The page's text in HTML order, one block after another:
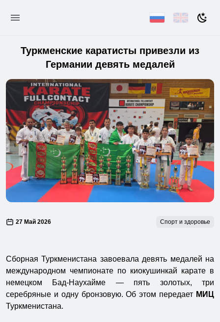
Туркменские каратисты привезли из
Германии девять медалей
27 Май 2026 Спорт и здоровье
Сборная Туркменистана завоевала девять медалей на
международном чемпионате по киокушинкай карате в
немецком Бад-Наухайме — пять золотых, три
серебряные и одну бронзовую. Об этом передает МИЦ
Туркменистана.